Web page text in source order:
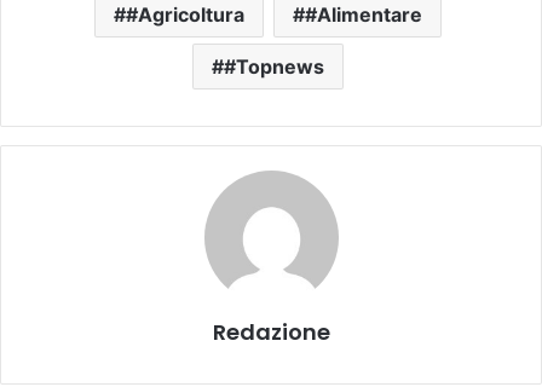
#Agricoltura #Alimentare
#Topnews
Redazione